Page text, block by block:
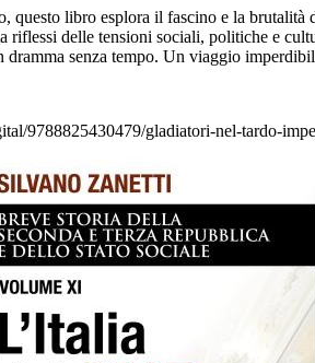
questo libro esplora il fascino e la
riflessi delle tensioni sociali, politiche e
senza tempo. Un viaggio
9788825430479/gladiatori-nel-tardo-